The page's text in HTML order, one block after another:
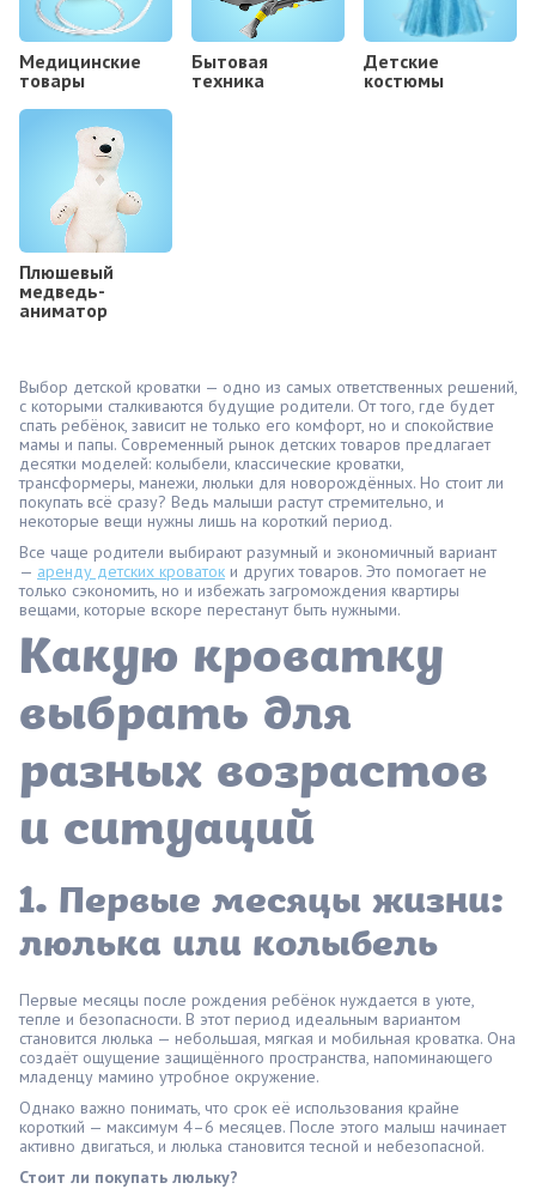
Медицинские
товары
Бытовая
техника
Детские
костюмы
Плюшевый
медведь-
аниматор
Выбор детской кроватки — одно из самых ответственных решений,
с которыми сталкиваются будущие родители. От того, где будет
спать ребёнок, зависит не только его комфорт, но и спокойствие
мамы и папы. Современный рынок детских товаров предлагает
десятки моделей: колыбели, классические кроватки,
трансформеры, манежи, люльки для новорождённых. Но стоит ли
покупать всё сразу? Ведь малыши растут стремительно, и
некоторые вещи нужны лишь на короткий период.
Все чаще родители выбирают разумный и экономичный вариант
— аренду детских кроваток и других товаров. Это помогает не
только сэкономить, но и избежать загромождения квартиры
вещами, которые вскоре перестанут быть нужными.
Какую кроватку
выбрать для
разных возрастов
и ситуаций
1. Первые месяцы жизни:
люлька или колыбель
Первые месяцы после рождения ребёнок нуждается в уюте,
тепле и безопасности. В этот период идеальным вариантом
становится люлька — небольшая, мягкая и мобильная кроватка. Она
создаёт ощущение защищённого пространства, напоминающего
младенцу мамино утробное окружение.
Однако важно понимать, что срок её использования крайне
короткий — максимум 4–6 месяцев. После этого малыш начинает
активно двигаться, и люлька становится тесной и небезопасной.
Стоит ли покупать люльку?